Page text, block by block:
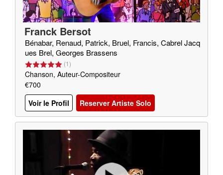
Franck Bersot
Bénabar, Renaud, Patrick, Bruel, Francis, Cabrel Jacq
ues Brel, Georges Brassens
(1)
Chanson, Auteur-Compositeur
€700
Voir le Profil
Reserver Artiste Solo